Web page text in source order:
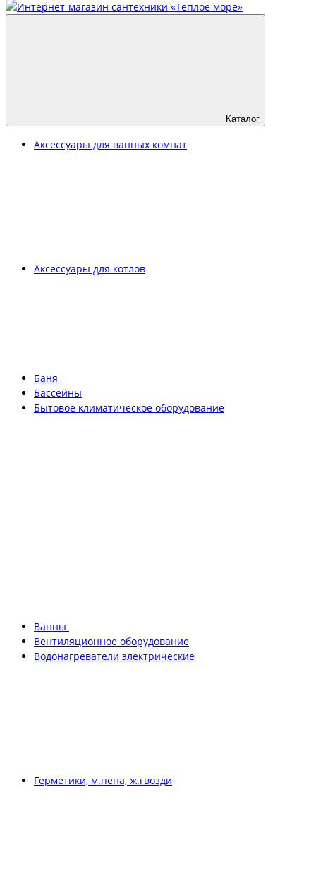
Каталог
Аксессуары для ванных комнат
Аксессуары для котлов
Баня
Бассейны
Бытовое климатическое оборудование
Ванны
Вентиляционное оборудование
Водонагреватели электрические
Герметики, м.пена, ж.гвозди